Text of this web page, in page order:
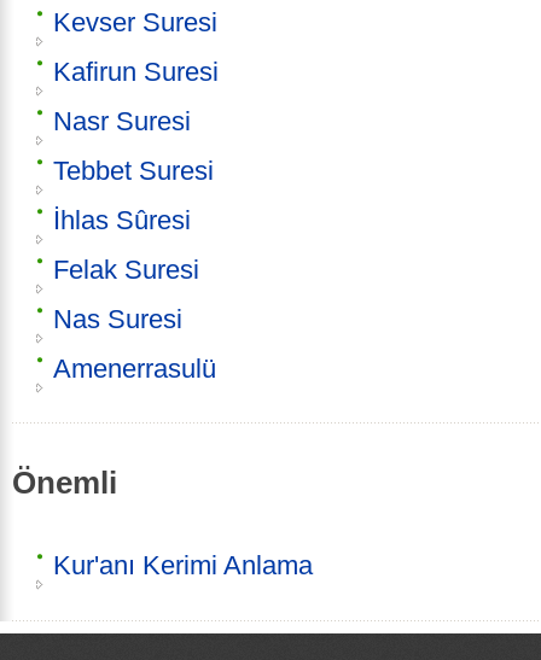
Kevser Suresi
Kafirun Suresi
Nasr Suresi
Tebbet Suresi
İhlas Sûresi
Felak Suresi
Nas Suresi
Amenerrasulü
Önemli
Kur'anı Kerimi Anlama